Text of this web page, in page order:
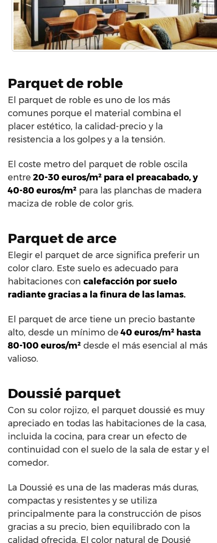
Parquet de roble
El parquet de roble es uno de los más
comunes porque el material combina el
placer estético, la calidad-precio y la
resistencia a los golpes y a la tensión.
El coste metro del parquet de roble oscila
entre 20-30 euros/m² para el preacabado, y
40-80 euros/m² para las planchas de madera
maciza de roble de color gris.
Parquet de arce
Elegir el parquet de arce significa preferir un
color claro. Este suelo es adecuado para
habitaciones con calefacción por suelo
radiante gracias a la finura de las lamas.
El parquet de arce tiene un precio bastante
alto, desde un mínimo de 40 euros/m² hasta
80-100 euros/m² desde el más esencial al más
valioso.
Doussié parquet
Con su color rojizo, el parquet doussié es muy
apreciado en todas las habitaciones de la casa,
incluida la cocina, para crear un efecto de
continuidad con el suelo de la sala de estar y el
comedor.
La Doussié es una de las maderas más duras,
compactas y resistentes y se utiliza
principalmente para la construcción de pisos
gracias a su precio, bien equilibrado con la
calidad ofrecida. El color natural de Dousié